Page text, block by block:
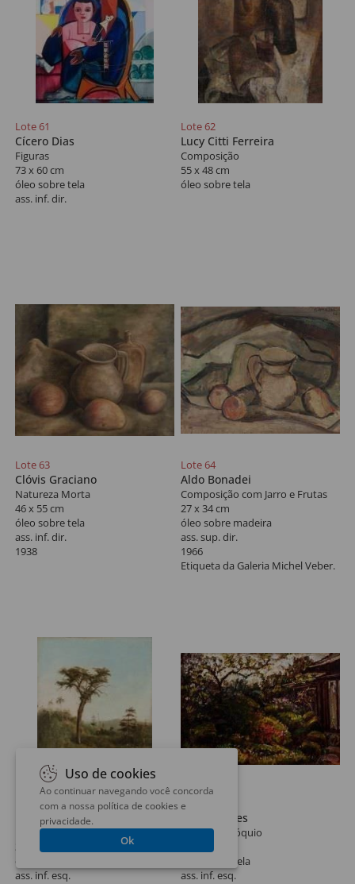
Lote 61
Cícero Dias
Figuras
73 x 60 cm
óleo sobre tela
ass. inf. dir.
Lote 62
Lucy Citti Ferreira
Composição
55 x 48 cm
óleo sobre tela
Lote 63
Clóvis Graciano
Natureza Morta
46 x 55 cm
óleo sobre tela
ass. inf. dir.
1938
Lote 64
Aldo Bonadei
Composição com Jarro e Frutas
27 x 34 cm
óleo sobre madeira
ass. sup. dir.
1966
Etiqueta da Galeria Michel Veber.
Lote 65
Benedito Calixto
Paisagem
38 x 29 cm
óleo sobre tela
ass. inf. esq.
Lote 66
Sérgio Telles
Jardins de Tóquio
71 x 102 cm
óleo sobre tela
ass. inf. esq.
Uso de cookies
Ao continuar navegando você concorda
com a nossa política de cookies e
privacidade.
Ok